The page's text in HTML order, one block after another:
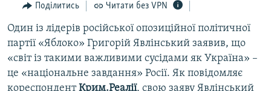
навігації
Перейти
до
пошуку
БЛОГИ
ПОГЛЯД
ІНТЕРВ'Ю
ВСЕ ЗА ДЕНЬ
Поділитись Читати без VPN
Один із лідерів російської опозиційної політичної
партії «Яблоко» Григорій Явлінський заявив, що
«світ із такими важливими сусідами як Україна» –
це «національне завдання» Росії. Як повідомляє
кореспондентКрим.Реалії, свою заяву Явлінський